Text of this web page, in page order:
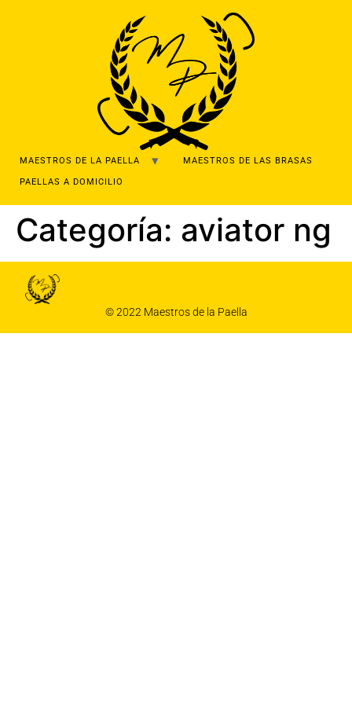
MAESTROS DE LA PAELLA MAESTROS DE LAS BRASAS
PAELLAS A DOMICILIO
Categoría: aviator ng
© 2022 Maestros de la Paella